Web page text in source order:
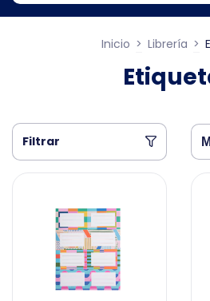
Inicio > Librería >
Filtrar